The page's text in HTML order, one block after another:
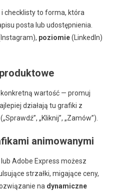
checklisty to forma, która
posta lub udostępnienia.
poziomie(LinkedIn)
wartość — promuj
działają tu grafiki z
„Kliknij”, „Zamów”).
animowanymi
Adobe Express możesz
strzałki, migające ceny,
na dynamiczne